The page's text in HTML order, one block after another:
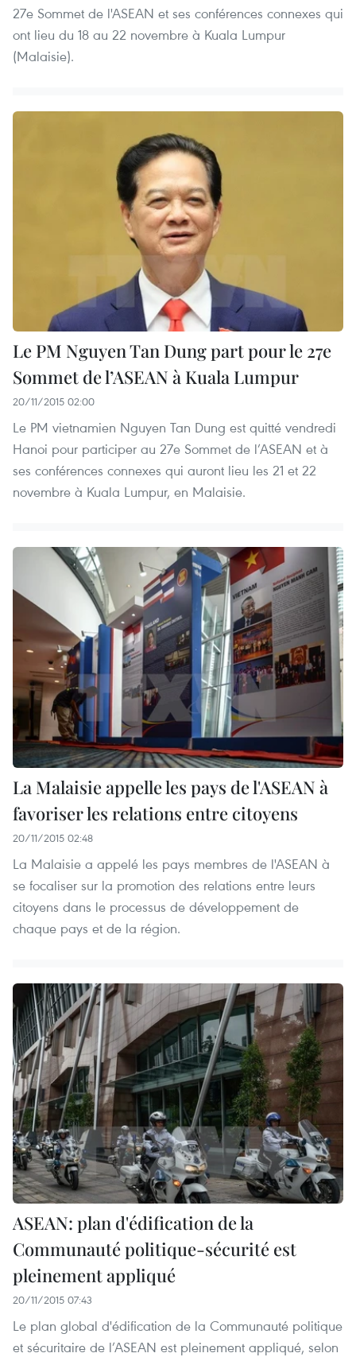
27e Sommet de l'ASEAN et ses conférences connexes​ qui
ont lieu du 18 au 22 novembre à Kuala Lumpur
(Malaisie).
Le PM Nguyen Tan Dung part pour le 27e
Sommet de l’ASEAN à Kuala Lumpur
20/11/2015 02:00
Le PM vietnamien Nguyen Tan Dung est quitté vendredi
Hanoi pour participer au 27e Sommet de l’ASEAN et à
ses conférences connexes qui auront lieu les 21 et 22
novembre à Kuala Lumpur, en Malaisie.
La Malaisie appelle les pays de l'ASEAN à
favoriser les relations entre citoyens
20/11/2015 02:48
La Malaisie a appelé les pays membres de l'ASEAN ​à
se focaliser sur la promotion des relations entre leurs
citoyens dans le processus de développement de
chaque pays et de la région.
ASEAN: plan d'édification de la
Communauté politique-sécurité est
pleinement appliqué
20/11/2015 07:43
Le plan global d'édification de la Communauté politique
et sécuritaire de l’ASEAN est pleinement appliqué, selon